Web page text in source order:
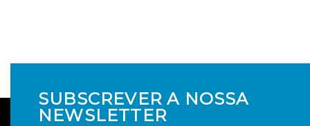
SUBSCREVER A NOSSA
NEWSLETTER